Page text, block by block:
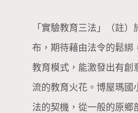
「實驗教育三法」（註）
布，期待藉由法令的鬆綁
教育模式，能激發出有創
流的教育火花。博屋瑪國
法的契機，從一般的原鄉